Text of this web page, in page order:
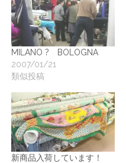
MILANO ? BOLOGNA
2007/01/21
類似投稿
新商品入荷しています！